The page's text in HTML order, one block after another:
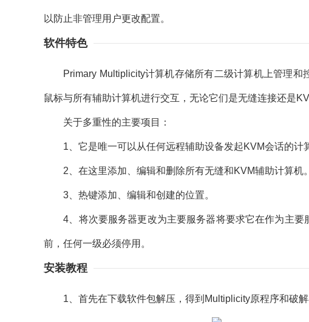
以防止非管理用户更改配置。
软件特色
Primary Multiplicity计算机存储所有二级计算机上管理和
鼠标与所有辅助计算机进行交互，无论它们是无缝连接还是
关于多重性的主要项目：
1、它是唯一可以从任何远程辅助设备发起KVM会话的计
2、在这里添加、编辑和删除所有无缝和KVM辅助计算机。
3、热键添加、编辑和创建的位置。
4、将次要服务器更改为主要服务器将要求它在作为主要
前，任何一级必须停用。
安装教程
1、首先在下载软件包解压，得到Multiplicity原程序和破解